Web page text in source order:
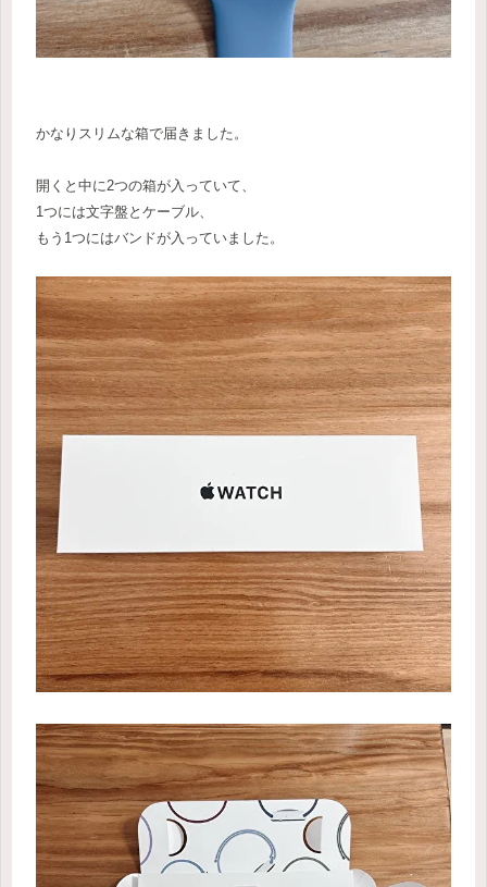
かなりスリムな箱で届きました。
開くと中に2つの箱が入っていて、
1つには文字盤とケーブル、
もう1つにはバンドが入っていました。